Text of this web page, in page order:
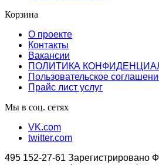
Корзина
О проекте
Контакты
Вакансии
ПОЛИТИКА
Пользовательское
Прайс лист услуг
Мы в соц. сетях
VK.com
twitter.com
495 152-27-61 Зарегистрировано